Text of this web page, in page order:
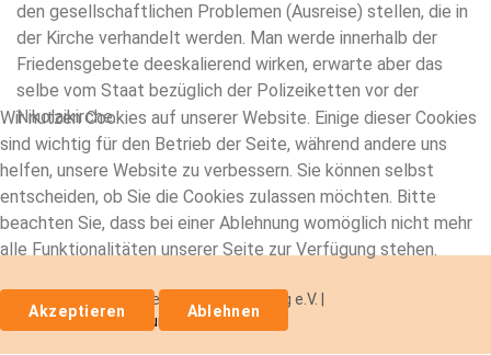
den gesellschaftlichen Problemen (Ausreise) stellen, die in
der Kirche verhandelt werden. Man werde innerhalb der
Friedensgebete deeskalierend wirken, erwarte aber das
selbe vom Staat bezüglich der Polizeiketten vor der
Nikolaikirche.
© Archiv Bürgerbewegung Leipzig e.V.
Datenschutzerklärung
Wir nutzen Cookies auf unserer Website. Einige dieser Cookies
sind wichtig für den Betrieb der Seite, während andere uns
helfen, unsere Website zu verbessern. Sie können selbst
entscheiden, ob Sie die Cookies zulassen möchten. Bitte
beachten Sie, dass bei einer Ablehnung womöglich nicht mehr
alle Funktionalitäten unserer Seite zur Verfügung stehen.
Akzeptieren Ablehnen